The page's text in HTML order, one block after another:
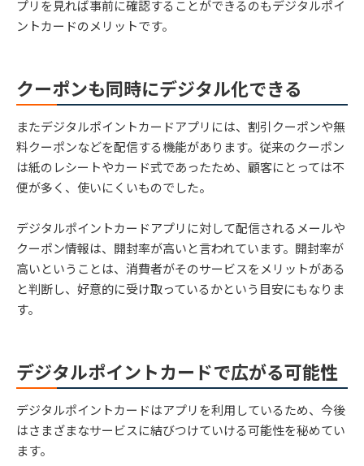
プリを見れば事前に確認することができるのもデジタルポイ
ントカードのメリットです。
クーポンも同時にデジタル化できる
またデジタルポイントカードアプリには、割引クーポンや無
料クーポンなどを配信する機能があります。従来のクーポン
は紙のレシートやカード式であったため、顧客にとっては不
便が多く、使いにくいものでした。
デジタルポイントカードアプリに対して配信されるメールや
クーポン情報は、開封率が高いと言われています。開封率が
高いということは、消費者がそのサービスをメリットがある
と判断し、好意的に受け取っているかという目安にもなりま
す。
デジタルポイントカードで広がる可能性
デジタルポイントカードはアプリを利用しているため、今後
はさまざまなサービスに結びつけていける可能性を秘めてい
ます。